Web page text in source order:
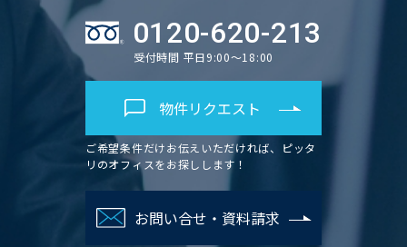
0120-620-213
受付時間 平日9:00～18:00
物件リクエスト
ご希望条件だけお伝えいただければ、ピッタ
リのオフィスをお探しします！
お問い合せ・資料請求